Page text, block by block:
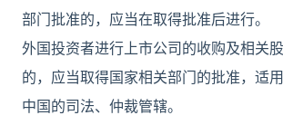
部门批准的，应当在取得批准后进行。
外国投资者进行上市公司的收购及相关
的，应当取得国家相关部门的批准，适
中国的司法、仲裁管辖。